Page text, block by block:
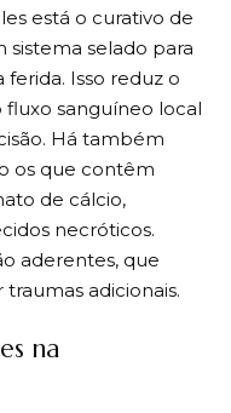
está o curativo de
sistema selado para
Isso reduz o
sanguíneo local
Há também
os que contêm
de cálcio,
necróticos.
aderentes, que
adicionais.
na